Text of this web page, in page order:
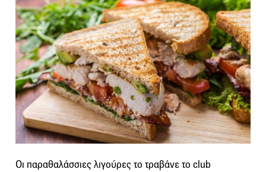
Οι παραθαλάσσιες λιγούρες το τραβάνε το club